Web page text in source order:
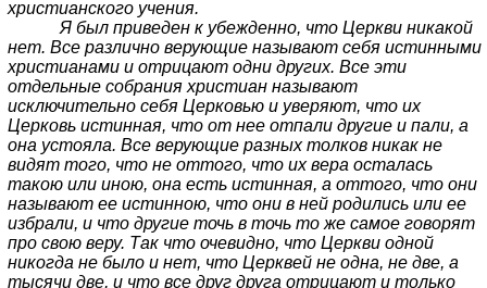
христианского учения.
Я был приведен к убежденно, что Церкви никакой
нет. Все различно верующие называют себя истинными
христианами и отрицают одни других. Все эти
отдельные собрания христиан называют
исключительно себя Церковью и уверяют, что их
Церковь истинная, что от нее отпали другие и пали, а
она устояла. Все верующие разных толков никак не
видят того, что не оттого, что их вера осталась
такою или иною, она есть истинная, а оттого, что они
называют ее истинною, что они в ней родились или ее
избрали, и что другие точь в точь то же самое говорят
про свою веру. Так что очевидно, что Церкви одной
никогда не было и нет, что Церквей не одна, не две, а
тысячи две, и что все друг друга отрицают и только